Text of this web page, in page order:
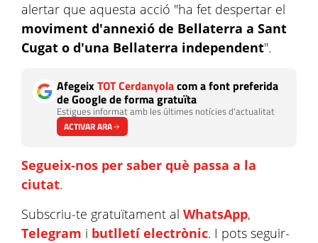
alertar que aquesta acció "ha fet despertar el
moviment d'annexió de Bellaterra a Sant
Cugat o d'una Bellaterra independent".
AfegeixTOT Cerdanyolacom a font preferida
de Google de forma gratuïta
Estigues informat amb les últimes notícies d'actualitat
ACTIVAR ARA
Segueix-nos per saber què passa a la
ciutat.
Subscriu-te gratuïtament al WhatsApp,
Telegram i butlletí electrònic. I pots seguir-